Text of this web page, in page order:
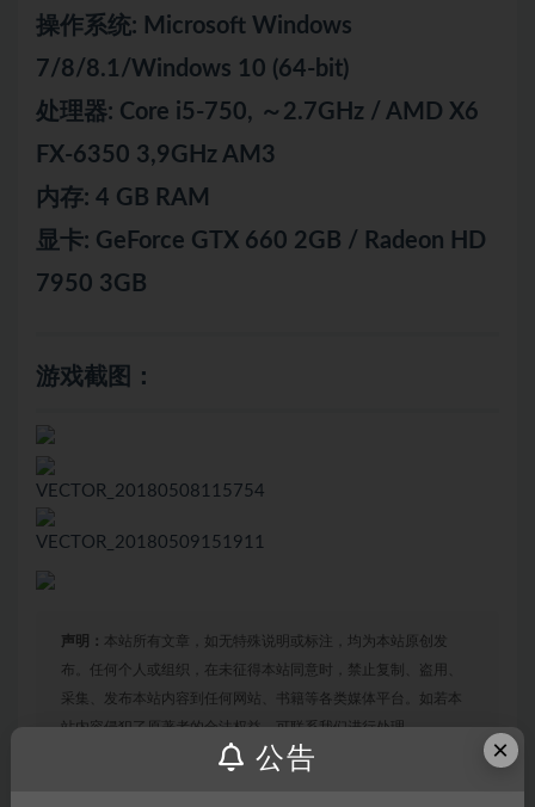
操作系统: Microsoft Windows
7/8/8.1/Windows 10 (64-bit)
处理器: Core i5-750, ～2.7GHz / AMD X6
FX-6350 3,9GHz AM3
内存: 4 GB RAM
显卡: GeForce GTX 660 2GB / Radeon HD
7950 3GB
游戏截图：
VECTOR_20180508115754
VECTOR_20180509151911
声明： 本站所有文章，如无特殊说明或标注，均为本站原创发
布。任何个人或组织，在未征得本站同意时，禁止复制、盗用、
采集、发布本站内容到任何网站、书籍等各类媒体平台。如若本
站内容侵犯了原著者的合法权益，可联系我们进行处理。
×
公告